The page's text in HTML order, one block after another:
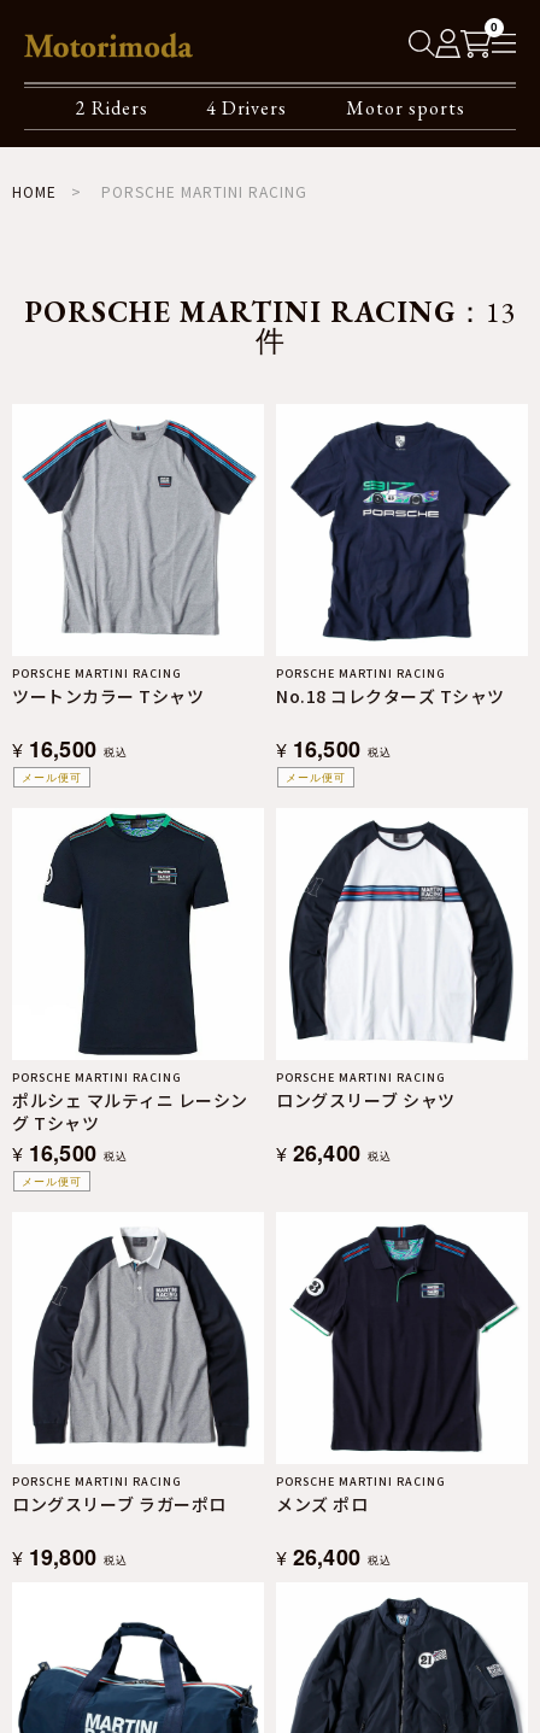
0
2 Riders 4 Drivers Motor sports
HOME PORSCHE MARTINI RACING
PORSCHE MARTINI RACING ：13
件
メール便可
PORSCHE MARTINI RACING
ツートンカラー Tシャツ
¥ 16,500 税込
メール便可
PORSCHE MARTINI RACING
No.18 コレクターズ Tシャツ
¥ 16,500 税込
メール便可
PORSCHE MARTINI RACING
ポルシェ マルティニ レーシン
グ Tシャツ
¥ 16,500 税込
PORSCHE MARTINI RACING
ロングスリーブ シャツ
¥ 26,400 税込
PORSCHE MARTINI RACING
ロングスリーブ ラガーポロ
¥ 19,800 税込
PORSCHE MARTINI RACING
メンズ ポロ
¥ 26,400 税込